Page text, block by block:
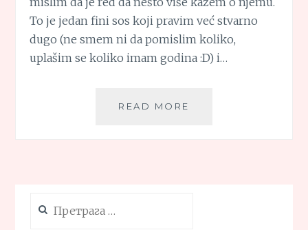
To je jedan fini sos koji pravim već stvarno
dugo (ne smem ni da pomislim koliko,
uplašim se koliko imam godina :D) i…
READ MORE
за: